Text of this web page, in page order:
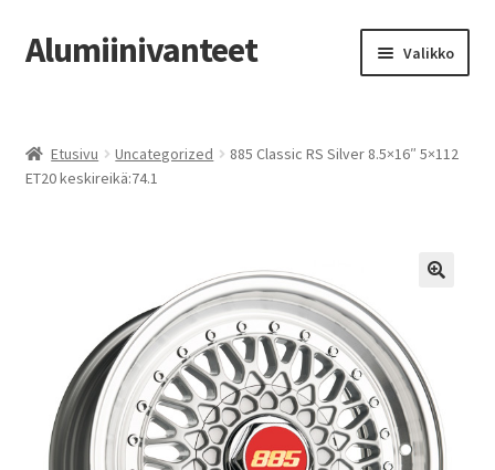
Siirry
navigointiin
Siirry
sisältöön
Alumiinivanteet Valikko
Kauppa
Vanteiden osto-opas
Auton renkaat
Yhteystiedot
Etusivu Uncategorized
885 Classic RS Silver 8.5×16″ 5×112
ET20 keskireikä:74.1